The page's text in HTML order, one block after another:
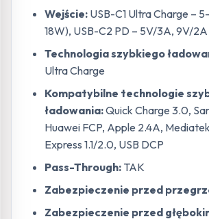
Wejście: USB-C1 Ultra Charge –
18W), USB-C2 PD – 5V/3A, 9V/
Technologia szybkiego
Ultra Charge
Kompatybilne technologie
ładowania:Quick Charge 3.0,
Huawei FCP, Apple 2.4A,
Express 1.1/2.0, USB DCP
Pass-Through: TAK
Zabezpieczenie przed
Zabezpieczenie przed